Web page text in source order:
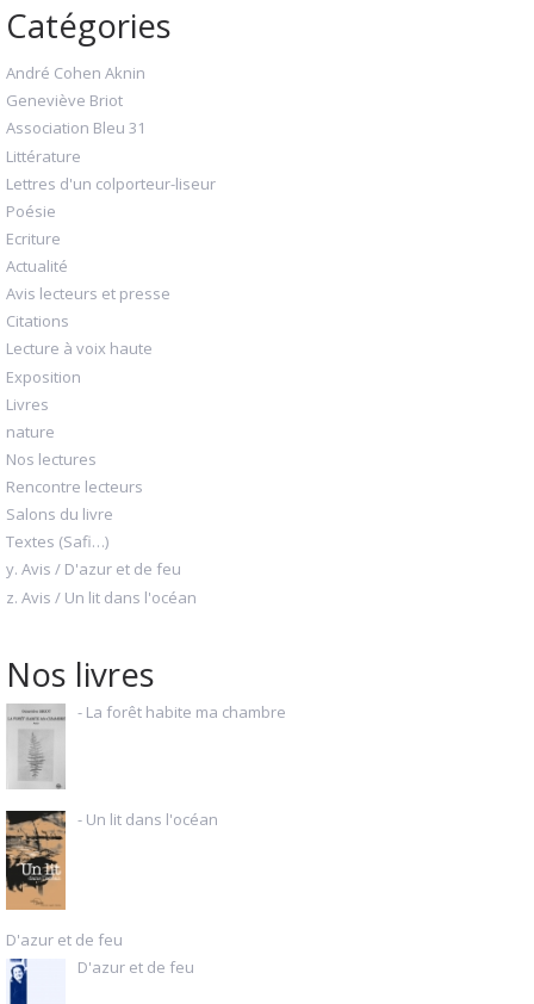
Catégories
André Cohen Aknin
Geneviève Briot
Association Bleu 31
Littérature
Lettres d'un colporteur-liseur
Poésie
Ecriture
Actualité
Avis lecteurs et presse
Citations
Lecture à voix haute
Exposition
Livres
nature
Nos lectures
Rencontre lecteurs
Salons du livre
Textes (Safi…)
y. Avis / D'azur et de feu
z. Avis / Un lit dans l'océan
Nos livres
- La forêt habite ma chambre
- Un lit dans l'océan
D'azur et de feu
D'azur et de feu